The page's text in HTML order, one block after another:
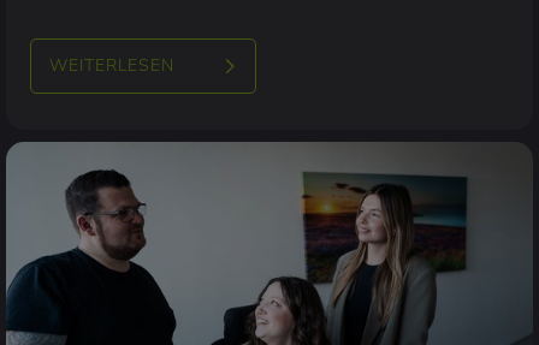
WEITERLESEN